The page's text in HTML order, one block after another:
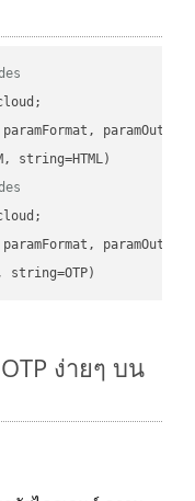
paramFormat,
paramFormat,
string=OTP)
ง่ายๆ บน